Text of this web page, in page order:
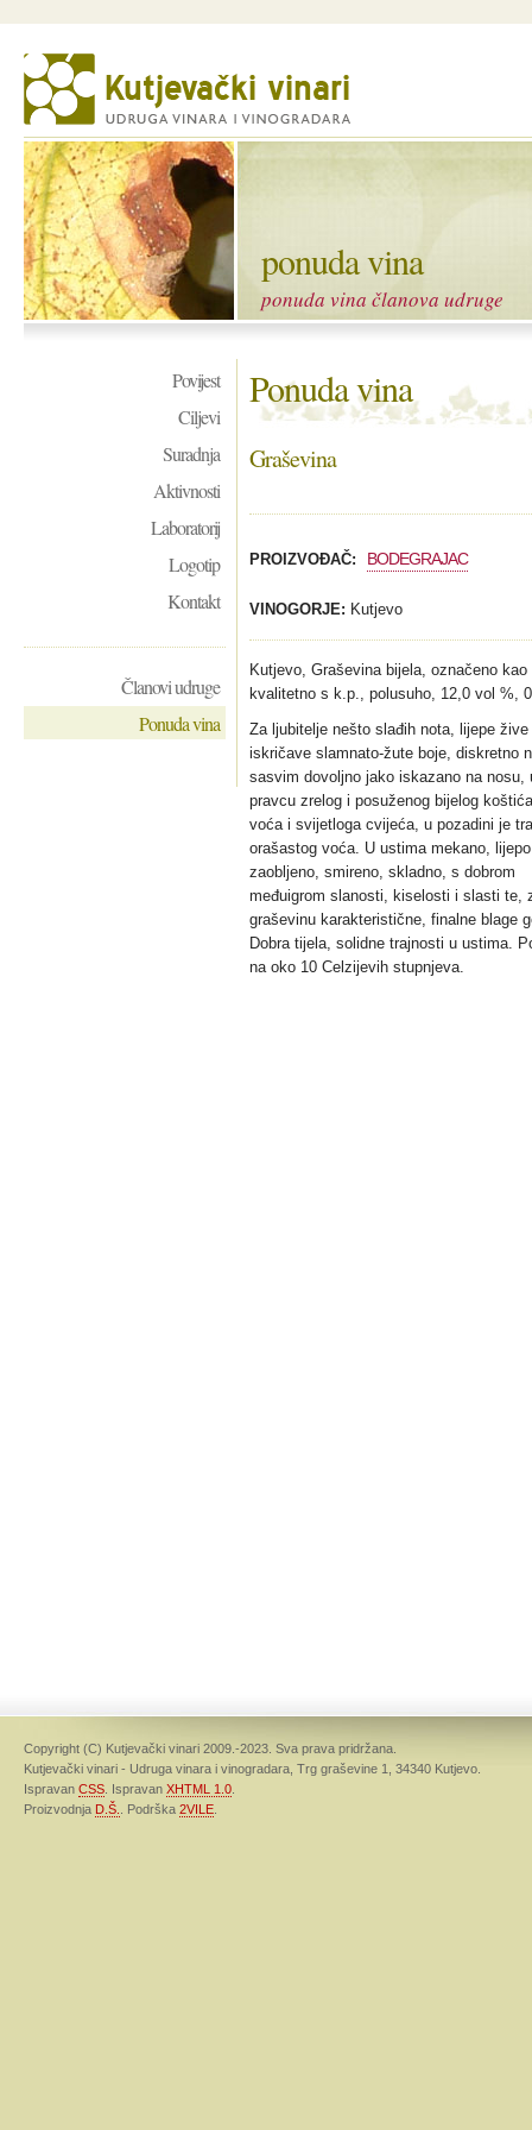
ponuda vina
ponuda vina članova udruge
Povijest
Ciljevi
Suradnja
Aktivnosti
Laboratorij
Logotip
Kontakt
Članovi udruge
Ponuda vina
Ponuda vina
Graševina
PROIZVOĐAČ: BODEGRAJAC
VINOGORJE: Kutjevo
Kutjevo, Graševina bijela, označeno kao
kvalitetno s k.p., polusuho, 12,0 vol %,
Za ljubitelje nešto slađih nota, lijepe žive
iskričave slamnato-žute boje, diskretno
sasvim dovoljno jako iskazano na nosu,
pravcu zrelog i posuženog bijelog
voća i svijetloga cvijeća, u pozadini je
orašastog voća. U ustima mekano, lijepo
zaobljeno, smireno, skladno, s dobrom
međuigrom slanosti, kiselosti i slasti te,
graševinu karakteristične, finalne blage
Dobra tijela, solidne trajnosti u ustima.
na oko 10 Celzijevih stupnjeva.
Copyright (C) Kutjevački vinari 2009.-2023. Sva prava pridržana.
Kutjevački vinari - Udruga vinara i vinogradara, Trg graševine 1, 34340 Kutjevo.
Ispravan CSS . Ispravan XHTML 1.0
Proizvodnja D.Š. . Podrška 2VILE